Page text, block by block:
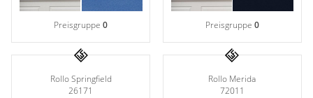
Preisgruppe0 Preisgruppe 0
Rollo Springfield
26171
Rollo Merida
72011